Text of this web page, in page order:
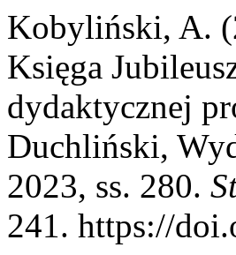
Kobyliński, A.
Księga
dydaktycznej
Duchliński,
2023, ss. 280.
241. https://